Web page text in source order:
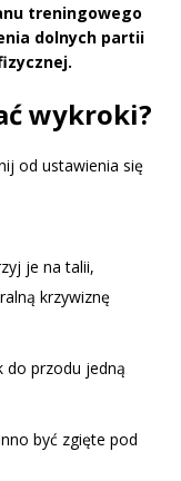
treningowego
dolnych partii
wykroki?
od ustawienia się
je na talii,
krzywiznę
do przodu jedną
być zgięte pod